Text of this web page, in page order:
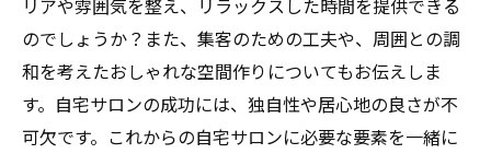
のでしょうか？また、集客のための工夫や、周囲との調
和を考えたおしゃれな空間作りについてもお伝えしま
す。自宅サロンの成功には、独自性や居心地の良さが不
可欠です。これからの自宅サロンに必要な要素を一緒に